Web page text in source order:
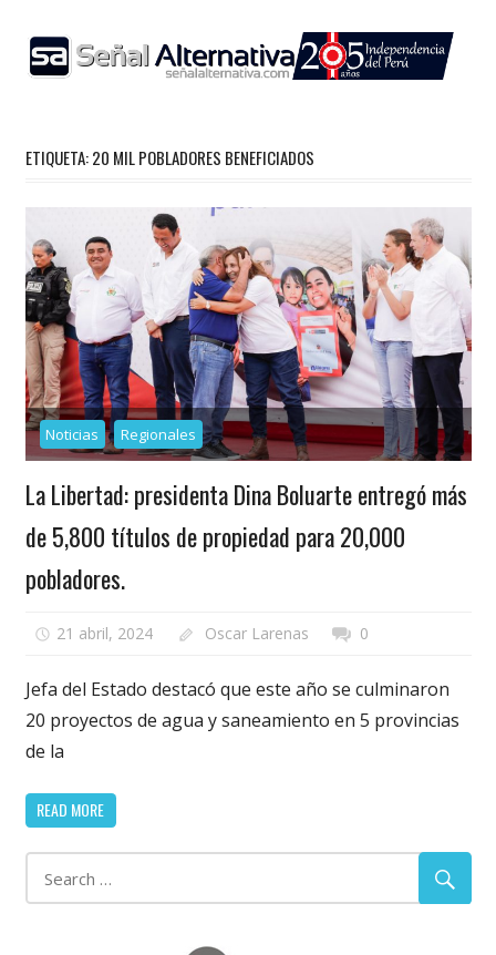
content
ETIQUETA:20 MIL POBLADORES BENEFICIADOS
Noticias Regionales
La Libertad: presidenta Dina Boluarte entregó más
de 5,800 títulos de propiedad para 20,000
pobladores.
21 abril, 2024 Oscar Larenas 0
Jefa del Estado destacó que este año se culminaron
20 proyectos de agua y saneamiento en 5 provincias
de la
READ MORE